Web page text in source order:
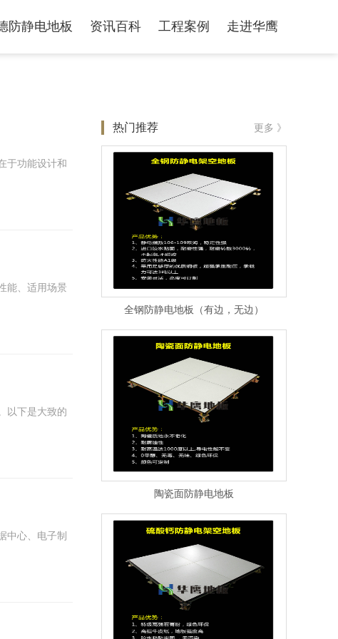
防静电地板 资讯百科 工程案例 走进华鹰
于功能设计和
能、适用场景
以下是大致的
中心、电子制
热门推荐 更多 》
全钢防静电地板（有边，无边）
陶瓷面防静电地板